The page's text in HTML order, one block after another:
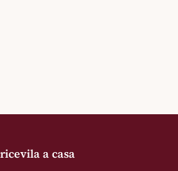
a casa